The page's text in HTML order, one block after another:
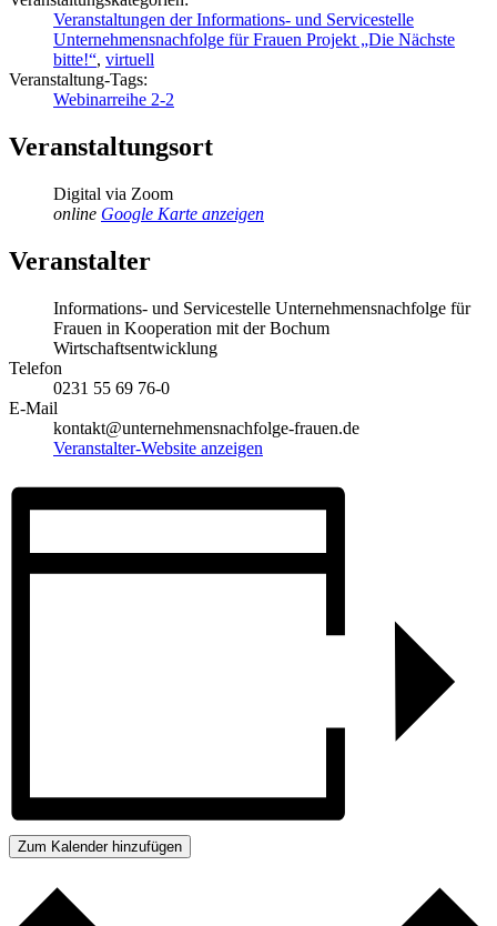
Veranstaltungen der Informations- und Servicestelle
Unternehmensnachfolge für Frauen Projekt „Die Nächste
bitte!“, virtuell
Veranstaltung-Tags:
Webinarreihe 2-2
Veranstaltungsort
Digital via Zoom
online Google Karte anzeigen
Veranstalter
Informations- und Servicestelle Unternehmensnachfolge für
Frauen in Kooperation mit der Bochum
Wirtschaftsentwicklung
Telefon
0231 55 69 76-0
E-Mail
kontakt@unternehmensnachfolge-frauen.de
Veranstalter-Website anzeigen
Zum Kalender hinzufügen